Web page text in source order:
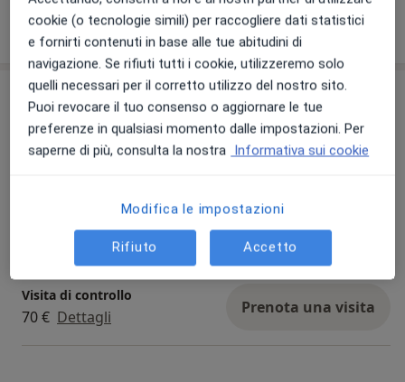
Mostra dettagli
sull'esperienza
Prestazioni e prezzi
Analisi della composizione
corporea
Prenota una visita
Prima visita nutrizionale
Dettagli Prenota una visita
Visita di controllo
70 € Dettagli Prenota una visita
cookie (o tecnologie simili) per raccogliere dati statistici
e fornirti contenuti in base alle tue abitudini di
navigazione. Se rifiuti tutti i cookie, utilizzeremo solo
quelli necessari per il corretto utilizzo del nostro sito.
Puoi revocare il tuo consenso o aggiornare le tue
preferenze in qualsiasi momento dalle impostazioni. Per
saperne di più, consulta la nostra Informativa sui cookie
Modifica le impostazioni
Rifiuto Accetto